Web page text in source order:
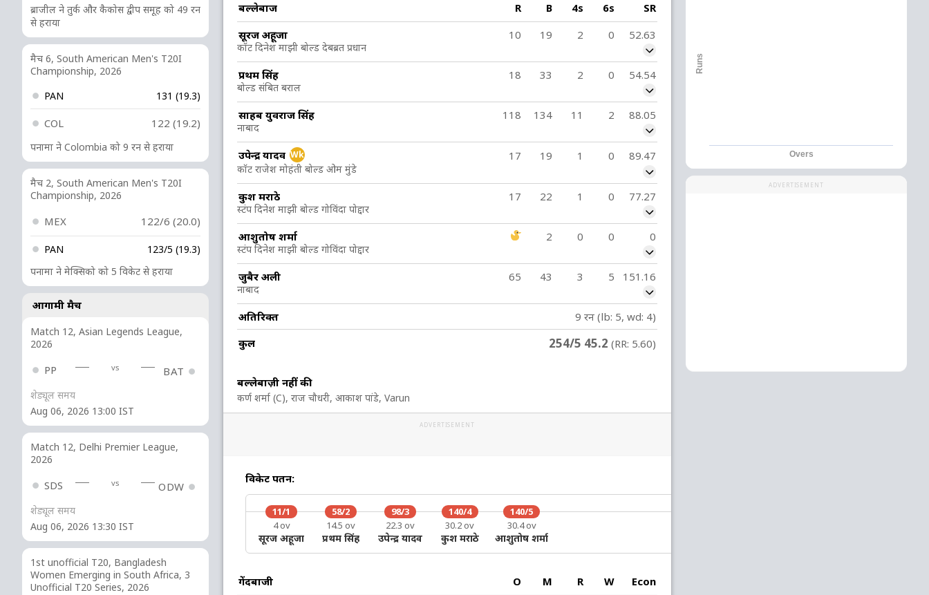
ब्राजील ने तुर्क और कैकोस द्वीप समूह को 49 रन
से हराया
मैच 6, South American Men's T20I
Championship, 2026
PAN
131 (19.3)
COL 122 (19.2)
पनामा ने Colombia को 9 रन से हराया
मैच 2, South American Men's T20I
Championship, 2026
MEX 122/6 (20.0)
PAN
123/5 (19.3)
पनामा ने मेक्सिको को 5 विकेट से हराया
आगामी मैच
Match 12, Asian Legends League,
2026
PP vs BAT
शेड्यूल समय
Aug 06, 2026 13:00 IST
Match 12, Delhi Premier League,
2026
SDS vs ODW
शेड्यूल समय
Aug 06, 2026 13:30 IST
1st unofficial T20, Bangladesh
Women Emerging in South Africa, 3
Unofficial T20 Series, 2026
R B 4s 6s
SR
19
20 3 0 95
7 16
19 30 2 0 63.33
43 48
50 65 3 1 76.92
15 28 0 0
6
50
6 रन (lb: 1, wd: 4, nb: 1)
बल्लेबाज R B 4s 6s
SR
सूरज अहूजा
10 19 2 0 52.63
कॉट दिनेश माझी बोल्ड देबब्रत प्रधान
प्रथम सिंह 18 33 2 0 54.54
बोल्ड संबित बराल
साहब युवराज सिंह 118 134 11 2 88.05
नाबाद
उपेन्द्र यादव Wk 17 19 1 0 89.47
कॉट राजेश मोहंती बोल्ड ओम मुंडे
कुश मराठे 17 22 1 0 77.27
स्टंप दिनेश माझी बोल्ड गोविंदा पोद्दार
आशुतोष शर्मा 2 0 0 0
स्टंप दिनेश माझी बोल्ड गोविंदा पोद्दार
जुबैर अली 65 43 3 5 151.16
नाबाद
अतिरिक्त
9 रन (lb: 5, wd: 4)
कुल
254/5 45.2 (RR: 5.60)
बल्लेबाज़ी नहीं की
कर्ण शर्मा (C), राज चौधरी, आकाश पांडे, Varun
ADVERTISEMENT
विकेट पतन:
11/1
4 ov
सूरज अहूजा
58/2
14.5 ov
प्रथम सिंह
98/3
22.3 ov
उपेन्द्र यादव
140/4
30.2 ov
कुश मराठे
140/5
30.4 ov
आशुतोष शर्मा
गेंदबाजी O M R W
Econ
Overs
Runs
ADVERTISEMENT